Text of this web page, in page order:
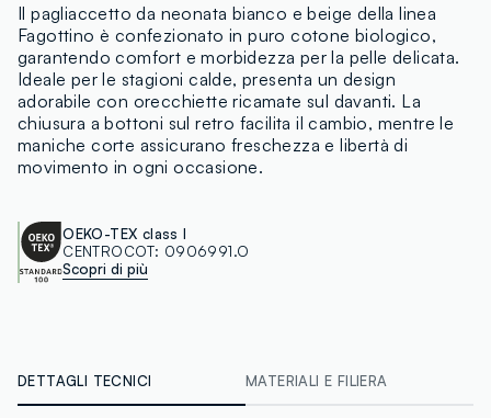
Il pagliaccetto da neonata bianco e beige della linea
Fagottino è confezionato in puro cotone biologico,
garantendo comfort e morbidezza per la pelle delicata.
Ideale per le stagioni calde, presenta un design
adorabile con orecchiette ricamate sul davanti. La
chiusura a bottoni sul retro facilita il cambio, mentre le
maniche corte assicurano freschezza e libertà di
movimento in ogni occasione.
OEKO-TEX class I
CENTROCOT: 0906991.O
Scopri di più
DETTAGLI TECNICI MATERIALI E FILIERA